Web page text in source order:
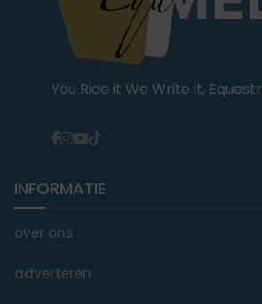
You Ride it We Write it,
INFORMATIE
over ons
adverteren